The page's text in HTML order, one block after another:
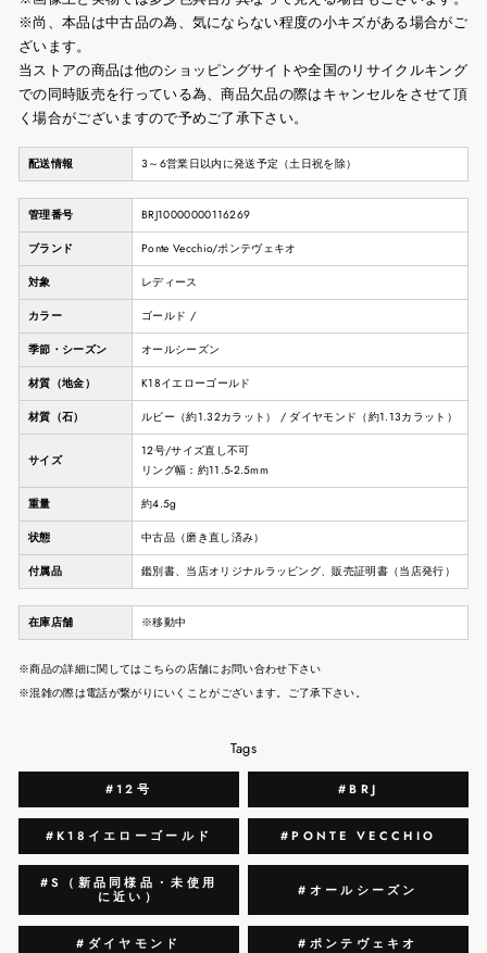
※尚、本品は中古品の為、気にならない程度の小キズがある場合がご
ざいます。
当ストアの商品は他のショッピングサイトや全国のリサイクルキング
での同時販売を行っている為、商品欠品の際はキャンセルをさせて頂
く場合がございますので予めご了承下さい。
配送情報 3～6営業日以内に発送予定（土日祝を除）
管理番号 BRJ10000000116269
ブランド Ponte Vecchio/ポンテヴェキオ
対象 レディース
カラー ゴールド /
季節・シーズン オールシーズン
材質（地金） K18イエローゴールド
材質（石） ルビー（約1.32カラット） / ダイヤモンド（約1.13カラット）
サイズ
12号/サイズ直し不可
リング幅：約11.5-2.5mm
重量 約4.5g
状態 中古品（磨き直し済み）
付属品 鑑別書、当店オリジナルラッピング、販売証明書（当店発行）
在庫店舗 ※移動中
※商品の詳細に関してはこちらの店舗にお問い合わせ下さい
※混雑の際は電話が繋がりにいくことがございます。ご了承下さい。
Tags
#12号 #BRJ
#K18イエローゴールド #PONTE VECCHIO
#S（新品同様品・未使用
に近い）
#オールシーズン
#ダイヤモンド #ポンテヴェキオ